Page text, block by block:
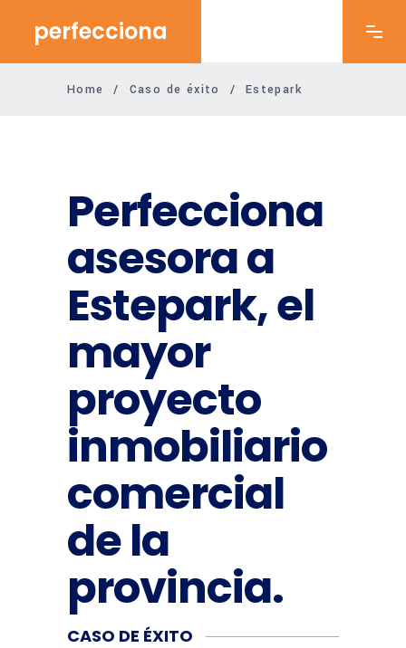
perfecciona
Home / Caso de éxito / Estepark
Perfecciona
asesora a
Estepark, el
mayor
proyecto
inmobiliario
comercial
de la
provincia.
CASO DE ÉXITO